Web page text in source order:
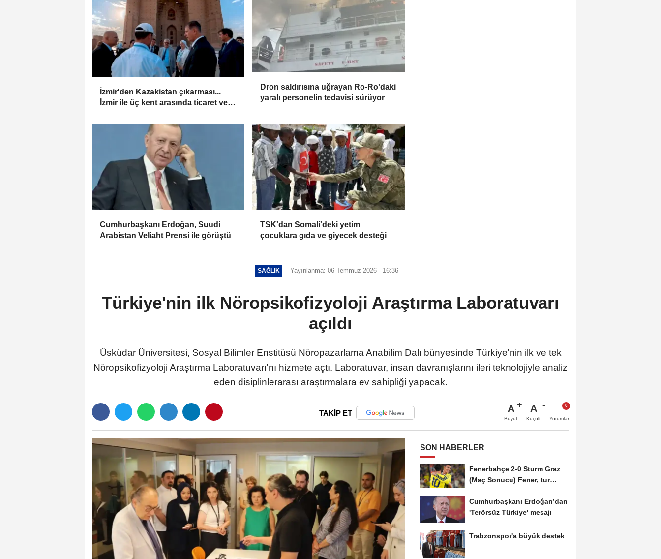
İzmir'den Kazakistan çıkarması...
İzmir ile üç kent arasında ticaret ve
Dron saldırısına uğrayan Ro-Ro'daki
yaralı personelin tedavisi sürüyor
Cumhurbaşkanı Erdoğan, Suudi
Arabistan Veliaht Prensi ile görüştü
TSK'dan Somali'deki yetim
çocuklara gıda ve giyecek desteği
SAĞLIK Yayınlanma: 06 Temmuz 2026 - 16:36
Türkiye'nin ilk Nöropsikofizyoloji Araştırma Laboratuvarı
açıldı
Üsküdar Üniversitesi, Sosyal Bilimler Enstitüsü Nöropazarlama Anabilim Dalı bünyesinde Türkiye'nin ilk ve tek
Nöropsikofizyoloji Araştırma Laboratuvarı'nı hizmete açtı. Laboratuvar, insan davranışlarını ileri teknolojiyle analiz
eden disiplinlerarası araştırmalara ev sahipliği yapacak.
TAKİP ET A
Büyüt
A
Küçült Yorumlar
SON HABERLER
Fenerbahçe 2-0 Sturm Graz
(Maç Sonucu) Fener, tur
Cumhurbaşkanı Erdoğan’dan
'Terörsüz Türkiye' mesajı
Trabzonspor'a büyük destek